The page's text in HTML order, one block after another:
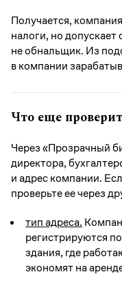
Получается,
налоги, но допускает
не обнальщик. Из
в компании
Что еще
Через «Прозрачный
директора,
и адрес компании.
проверьте ее через
тип адреса.
регистрируются
здания, где
экономят на